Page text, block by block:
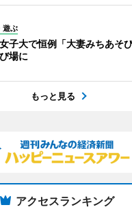
遊ぶ
子大で恒例「大妻みちあそ
場に
もっと見る
アクセスランキング